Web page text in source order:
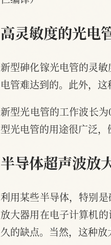
高灵敏度的光电
新型砷化镓光电管的灵
电管难达到的。此外，
新型光电管的工作波长
型光电管的用途很广泛
半导体超声波放
利用某些半导体，特别
放大器用在电子计算机
久的缺点。当然，这种放